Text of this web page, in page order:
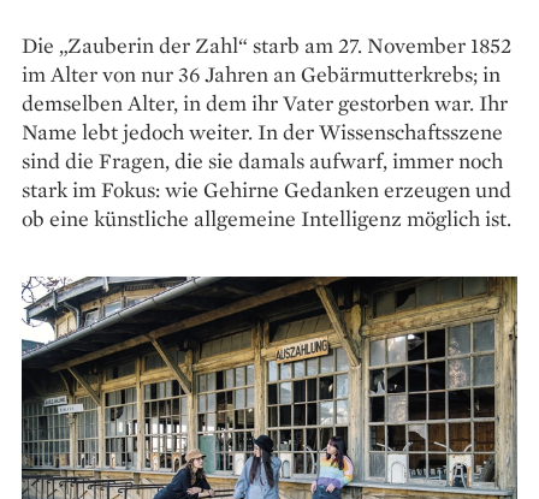
Die „Zauberin der Zahl“ starb am 27. November 1852
im Alter von nur 36 Jahren an Gebärmutterkrebs; in
demselben Alter, in dem ihr Vater gestorben war. Ihr
Name lebt jedoch weiter. In der Wissenschaftsszene
sind die Fragen, die sie damals aufwarf, immer noch
stark im Fokus: wie Gehirne Gedanken erzeugen und
ob eine künstliche allgemeine Intelligenz möglich ist.